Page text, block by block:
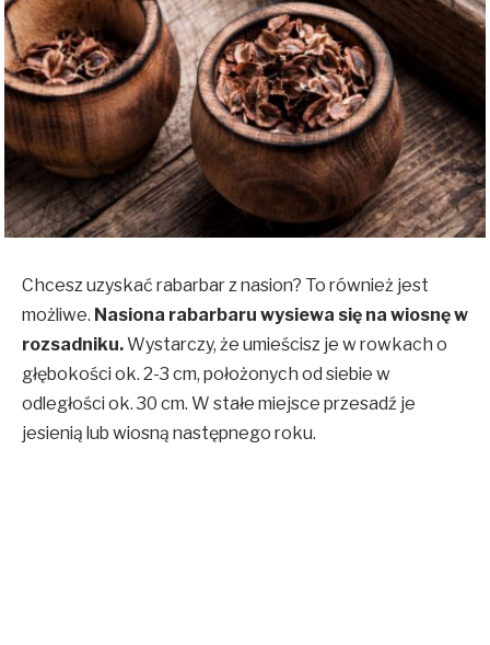
Chcesz uzyskać rabarbar z nasion? To również jest
możliwe. Nasiona rabarbaru wysiewa się na wiosnę w
rozsadniku.Wystarczy, że umieścisz je w rowkach o
głębokości ok. 2-3 cm, położonych od siebie w
odległości ok. 30 cm. W stałe miejsce przesadź je
jesienią lub wiosną następnego roku.